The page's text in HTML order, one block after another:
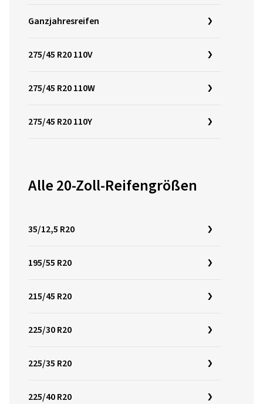
Ganzjahresreifen
275/45 R20 110V
275/45 R20 110W
275/45 R20 110Y
Alle 20-Zoll-Reifengrößen
35/12,5 R20
195/55 R20
215/45 R20
225/30 R20
225/35 R20
225/40 R20